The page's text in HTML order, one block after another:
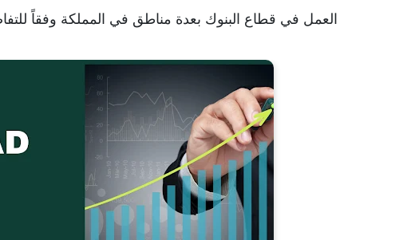
العمل في قطاع البنوك بعدة مناطق في المملكة وفقاً